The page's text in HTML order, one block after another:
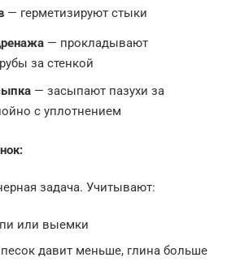
— герметизируют стыки
— прокладывают
за стенкой
— засыпают пазухи за
с уплотнением
задача. Учитывают:
или выемки
давит меньше, глина больше